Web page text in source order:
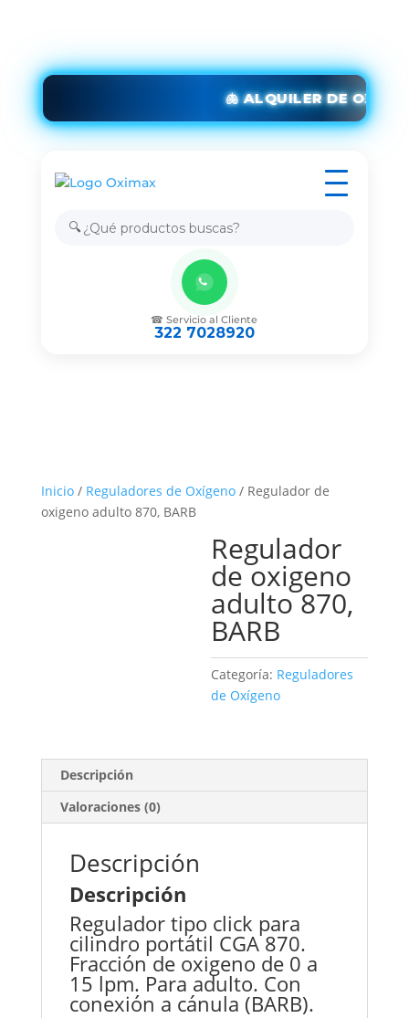
🫁 ALQUILER DE
🔍
☎ Servicio al Cliente
322 7028920
Inicio/ Reguladores de Oxígeno/ Regulador de
oxigeno adulto 870, BARB
Regulador
de oxigeno
adulto 870,
BARB
Categoría: Reguladores
de Oxígeno
Descripción
Valoraciones (0)
Descripción
Descripción
Regulador tipo click para
cilindro portátil CGA 870.
Fracción de oxigeno de 0 a
15 lpm. Para adulto. Con
conexión a cánula (BARB).